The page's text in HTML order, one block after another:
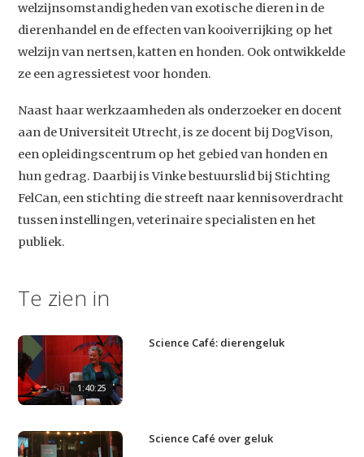
Studium Generale
Home
Artikelen
welzijnsomstandigheden van exotische dieren in de
dierenhandel en de effecten van kooiverrijking op het
welzijn van nertsen, katten en honden. Ook ontwikkelde
ze een agressietest voor honden.
Naast haar werkzaamheden als onderzoeker en docent
aan de Universiteit Utrecht, is ze docent bij DogVison,
een opleidingscentrum op het gebied van honden en
hun gedrag. Daarbij is Vinke bestuurslid bij Stichting
FelCan, een stichting die streeft naar kennisoverdracht
tussen instellingen, veterinaire specialisten en het
publiek.
Te zien in
1:40:25
Science Café: dierengeluk
Science Café over geluk